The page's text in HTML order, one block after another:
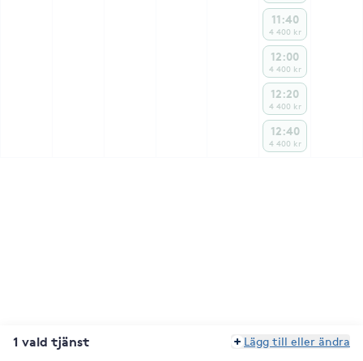
11:40
4 400 kr
12:00
4 400 kr
12:20
4 400 kr
12:40
4 400 kr
1 vald tjänst Lägg till eller ändra